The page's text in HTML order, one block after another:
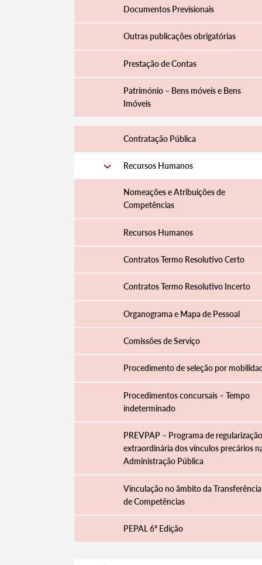
Documentos Previsionais
Outras publicações obrigatórias
Prestação de Contas
Património – Bens móveis e Bens
Imóveis
Contratação Pública
Recursos Humanos
Nomeações e Atribuições de
Competências
Recursos Humanos
Contratos Termo Resolutivo Certo
Contratos Termo Resolutivo Incerto
Organograma e Mapa de Pessoal
Comissões de Serviço
Procedimento de seleção por
Procedimentos concursais – Tempo
indeterminado
PREVPAP – Programa de regularização
extraordinária dos vínculos precários
Administração Pública
Vinculação no âmbito da Transferência
de Competências
PEPAL 6ª Edição